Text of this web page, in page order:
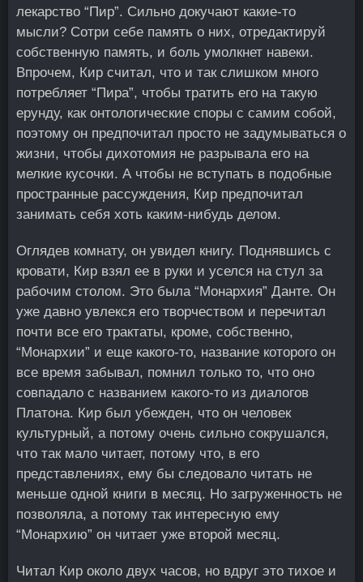
лекарство “Пир”. Сильно докучают какие-то
мысли? Сотри себе память о них, отредактируй
собственную память, и боль умолкнет навеки.
Впрочем, Кир считал, что и так слишком много
потребляет “Пира”, чтобы тратить его на такую
ерунду, как онтологические споры с самим собой,
поэтому он предпочитал просто не задумываться о
жизни, чтобы дихотомия не разрывала его на
мелкие кусочки. А чтобы не вступать в подобные
пространные рассуждения, Кир предпочитал
занимать себя хоть каким-нибудь делом.
Оглядев комнату, он увидел книгу. Поднявшись с
кровати, Кир взял ее в руки и уселся на стул за
рабочим столом. Это была “Монархия” Данте. Он
уже давно увлекся его творчеством и перечитал
почти все его трактаты, кроме, собственно,
“Монархии” и еще какого-то, название которого он
все время забывал, помнил только то, что оно
совпадало с названием какого-то из диалогов
Платона. Кир был убежден, что он человек
культурный, а потому очень сильно сокрушался,
что так мало читает, потому что, в его
представлениях, ему бы следовало читать не
меньше одной книги в месяц. Но загруженность не
позволяла, а потому так интересную ему
“Монархию” он читает уже второй месяц.
Читал Кир около двух часов, но вдруг это тихое и